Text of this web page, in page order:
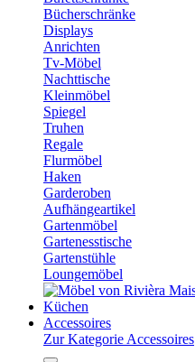
Bücherschränke
Displays
Anrichten
Tv-Möbel
Nachttische
Kleinmöbel
Spiegel
Truhen
Regale
Flurmöbel
Haken
Garderoben
Aufhängeartikel
Gartenmöbel
Gartenesstische
Gartenstühle
Loungemöbel
Küchen
Accessoires
Zur Kategorie Accessoires